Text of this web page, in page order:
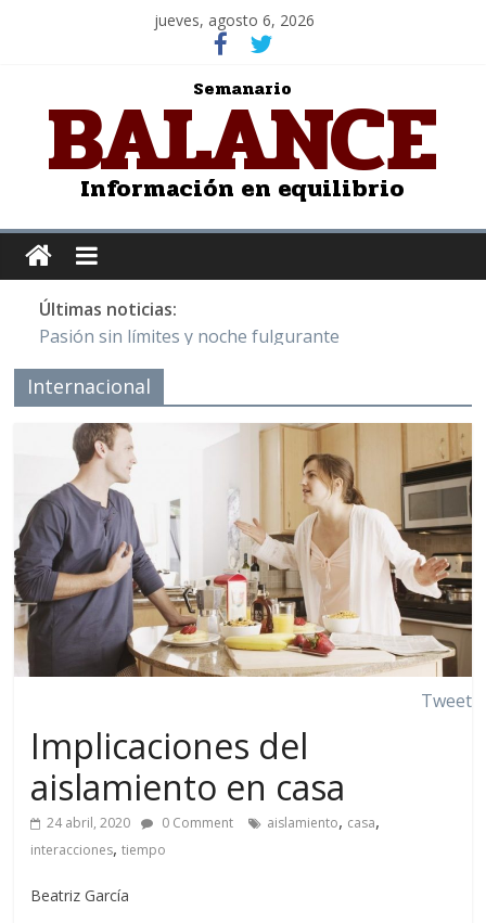
jueves, agosto 6, 2026
Semanario
BALANCE
Información en equilibrio
Últimas noticias:
Pasión sin límites y noche fulgurante
Y Quetzalcóatl, le dio el maíz a la humanidad
Cristo de San Juan de la Cruz: Salvador Dalí
LOS DELIRIOS DE UNA MUJER ENAMORADA
Juntos hasta el último minuto
Internacional
Tweet
Implicaciones del
aislamiento en casa
24 abril, 2020 0 Comment aislamiento, casa,
interacciones,tiempo
Beatriz García